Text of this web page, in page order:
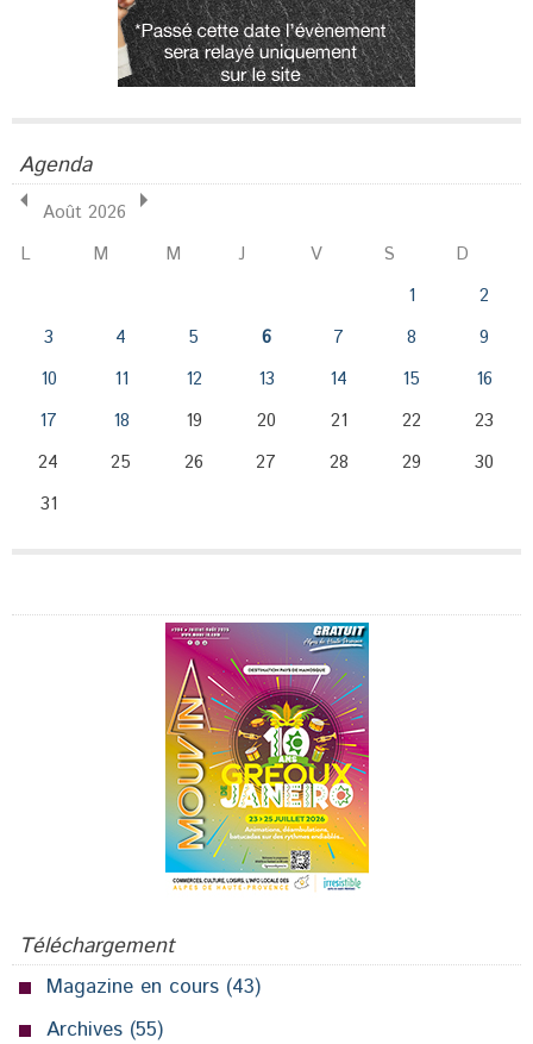
Agenda
Août 2026
L
M M J V S
D
1
2
3
4 5 6 7 8
9
10
11 12 13 14 15
16
17
18 19 20 21 22
23
24
25 26 27 28 29
30
31
Téléchargement
Magazine en cours (43)
Archives (55)